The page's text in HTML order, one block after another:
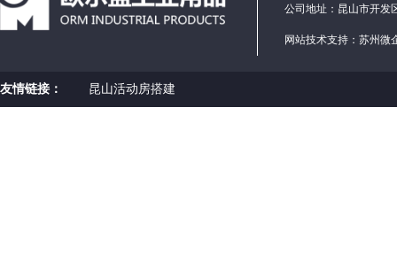
公司地址：昆山市开
网站技术支持： 苏州微
友情链接： 昆山活动房搭建